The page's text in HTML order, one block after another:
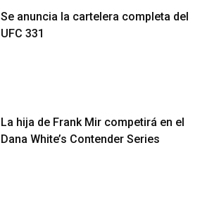
Se anuncia la cartelera completa del
UFC 331
La hija de Frank Mir competirá en el
Dana White’s Contender Series